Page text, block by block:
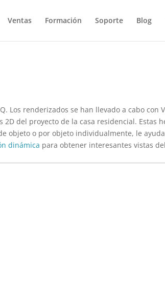
Ventas Formación Soporte Blog
Los renderizados se han llevado a cabo con
del proyecto de la casa residencial. Estas
objeto o por objeto individualmente, le
dinámica para obtener interesantes vistas